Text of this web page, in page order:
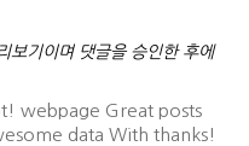
보기이며 댓글을 승인한 후에
webpage Great posts
data With thanks!